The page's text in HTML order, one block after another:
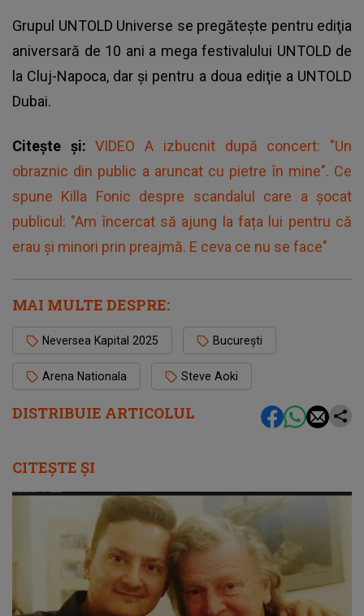
DISTRIBUIE ARTICOLUL
Grupul UNTOLD Universe se pregăteşte pentru ediţia
aniversară de 10 ani a mega festivalului UNTOLD de
la Cluj-Napoca, dar şi pentru a doua ediţie a UNTOLD
Dubai.
Citește și:VIDEO A izbucnit după concert: "Un
obraznic din public a aruncat cu pietre în mine". Ce
spune Killa Fonic despre scandalul care a șocat
publicul: "Am încercat să ajung la fața lui pentru că
erau și minori prin preajmă. E ceva ce nu se face"
MAI MULTE DESPRE:
Neversea Kapital 2025 București
Arena Nationala Steve Aoki
CITEȘTE ȘI